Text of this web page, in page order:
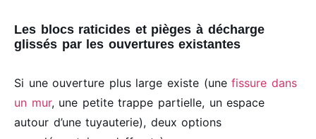
Les blocs raticides et pièges à décharge
glissés par les ouvertures existantes
Si une ouverture plus large existe (unefissure dans
un mur, une petite trappe partielle, un espace
autour d’une tuyauterie), deux options